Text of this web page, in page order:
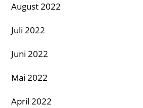
August 2022
Juli 2022
Juni 2022
Mai 2022
April 2022